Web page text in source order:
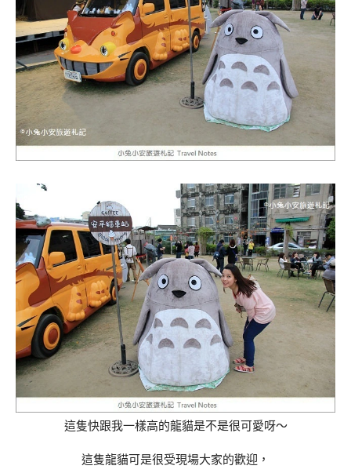
這隻快跟我一樣高的龍貓是不是很可愛呀～
這隻龍貓可是很受現場大家的歡迎，